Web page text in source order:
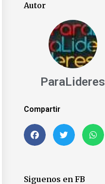
Autor
ParaLideres
Compartir
Siguenos en FB